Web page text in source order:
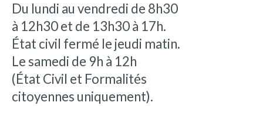
Du lundi au vendredi de 8h30
à 12h30 et de 13h30 à 17h.
État civil fermé le jeudi matin.
Le samedi de 9h à 12h
(État Civil et Formalités
citoyennes uniquement).